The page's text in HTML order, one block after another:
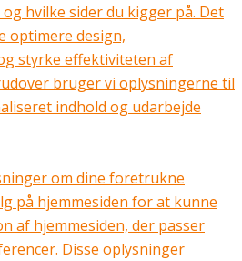
hvilke sider du kigger på. Det
optimere design,
styrke effektiviteten af
bruger vi oplysningerne til
indhold og udarbejde
om dine foretrukne
på hjemmesiden for at kunne
af hjemmesiden, der passer
Disse oplysninger